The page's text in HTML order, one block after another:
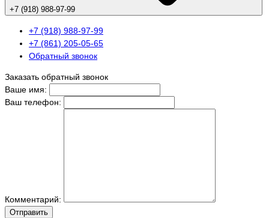
+7 (918) 988-97-99
+7 (918) 988-97-99
+7 (861) 205-05-65
Обратный звонок
Заказать обратный звонок
Ваше имя:
Ваш телефон:
Комментарий:
Отправить